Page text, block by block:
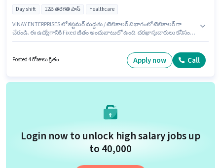
Day shift 12వ తరగతి పాస్ Healthcare
VINAY ENTERPRISES లో కస్టమర్ మద్దతు / టెలికాలర్ విభాగంలో టెలికాలర్ గా
చేరండి. ఈ ఉద్యోగానికి Fixed జీతం అందుబాటులో ఉంది. దరఖాస్తుదారులు కనీసం
Full Time ప్రాతిపదికపై, DAY shift మరియు వారానికి 6 days working ఉన్నాయి.
Posted 4 రోజులు క్రితం Apply now Call
Login now to unlock high salary jobs up
to ₹40,000